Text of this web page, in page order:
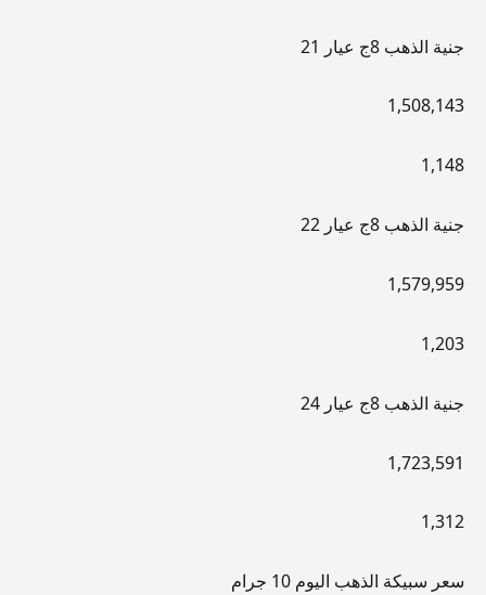
جنية الذهب 8ج عيار 21
1,508,143
1,148
جنية الذهب 8ج عيار 22
1,579,959
1,203
جنية الذهب 8ج عيار 24
1,723,591
1,312
سعر سبيكة الذهب اليوم 10 جرام